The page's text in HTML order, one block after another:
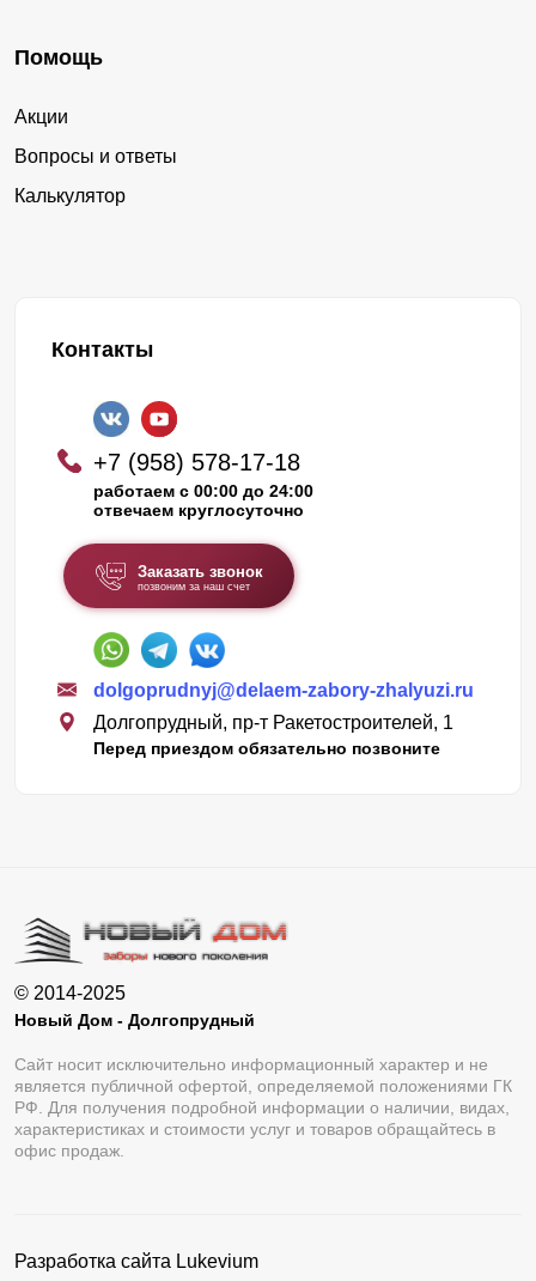
Помощь
Акции
Вопросы и ответы
Калькулятор
Контакты
+7 (958) 578-17-18
работаем с 00:00 до 24:00
отвечаем круглосуточно
Заказать звонок
позвоним за наш счет
dolgoprudnyj@delaem-zabory-zhalyuzi.ru
Долгопрудный, пр-т Ракетостроителей, 1
Перед приездом обязательно позвоните
© 2014-2025
Новый Дом - Долгопрудный
Сайт носит исключительно информационный характер и не
является публичной офертой, определяемой положениями ГК
РФ. Для получения подробной информации о наличии, видах,
характеристиках и стоимости услуг и товаров обращайтесь в
офис продаж.
Разработка сайта Lukevium